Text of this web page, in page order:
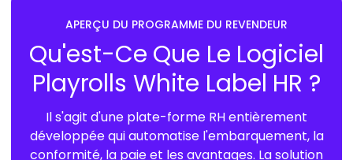
APERÇU DU PROGRAMME DU REVENDEUR
Qu'est-Ce Que Le Logiciel
Playrolls White Label HR ?
Il s'agit d'une plate-forme RH entièrement
développée qui automatise l'embarquement, la
conformité, la paie et les avantages. La solution